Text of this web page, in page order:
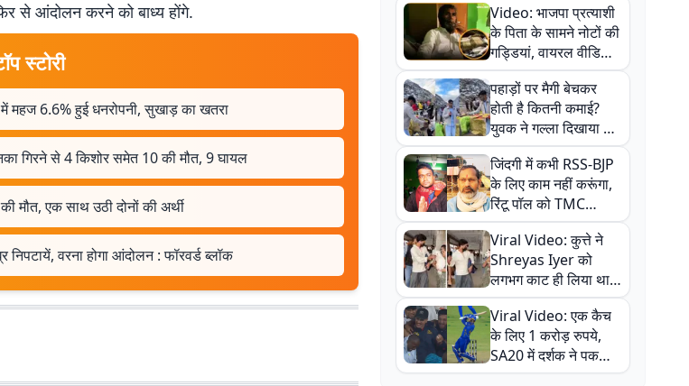
से आंदोलन करने को बाध्य होंगे.
स्टोरी
में महज 6.6% हुई धनरोपनी, सुखाड़ का खतरा
गिरने से 4 किशोर समेत 10 की मौत, 9 घायल
मौत, एक साथ उठी दोनों की अर्थी
वरना होगा आंदोलन : फॉरवर्ड ब्लॉक
Video: भाजपा प्रत्याशी
के पिता के सामने नोटों की
गड्डियां, वायरल वीडियो
से राजनीति में उबाल,
अजित महतो बोले- TMC
की गंदी चाल
पहाड़ों पर मैगी बेचकर
होती है कितनी कमाई?
युवक ने गल्ला दिखाया तो
नौकरी वालों के खड़े हो गए
कान
जिंदगी में कभी RSS-BJP
के लिए काम नहीं करूंगा,
रिंटू पॉल को TMC
ऑफिस में ले जाकर पीटा,
Video वायरल
Viral Video: कुत्ते ने
Shreyas Iyer को
लगभग काट ही लिया था,
न्यूजीलैंड सीरीज से पहले
बाल-बाल बचे
Viral Video: एक कैच
के लिए 1 करोड़ रुपये,
SA20 में दर्शक ने पकड़ा
एक हाथ से गजब का कैच